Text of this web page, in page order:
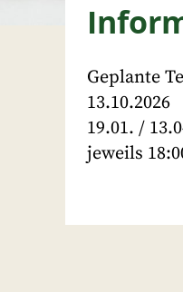
Geplante
13.10.2026
19.01. /
jeweils